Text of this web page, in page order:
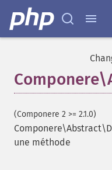
(Componere 2 >= 2.1.0)
une méthode